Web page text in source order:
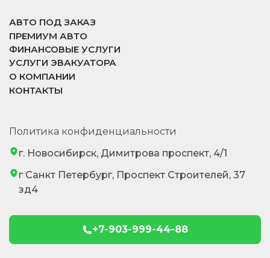
АВТО ПОД ЗАКАЗ
ПРЕМИУМ АВТО
ФИНАНСОВЫЕ УСЛУГИ
УСЛУГИ ЭВАКУАТОРА
О КОМПАНИИ
КОНТАКТЫ
Политика конфиденциальности
г. Новосибирск, Димитрова проспект, 4/1
г Санкт Петербург, Проспект Строителей, 37
зд4
+7-903-999-44-88